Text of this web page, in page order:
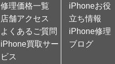
修理価格一覧
店舗アクセス
よくあるご質問
iPhone買取サー
ビス
iPhoneお役
立ち情報
iPhone修理
ブログ